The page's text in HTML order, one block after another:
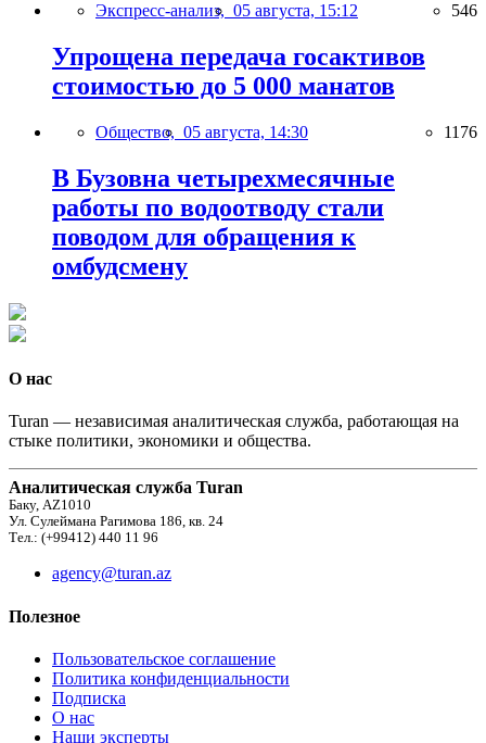
Экспресс-анализ, 05 августа, 15:12 546
Упрощена передача госактивов
стоимостью до 5 000 манатов
Общество, 05 августа, 14:30 1176
В Бузовна четырехмесячные
работы по водоотводу стали
поводом для обращения к
омбудсмену
О нас
Turan — независимая аналитическая служба, работающая на
стыке политики, экономики и общества.
Аналитическая служба Turan
Баку, AZ1010
Ул. Сулеймана Рагимова 186, кв. 24
Тел.: (+99412) 440 11 96
agency@turan.az
Полезное
Пользовательское соглашение
Политика конфиденциальности
Подписка
О нас
Наши эксперты